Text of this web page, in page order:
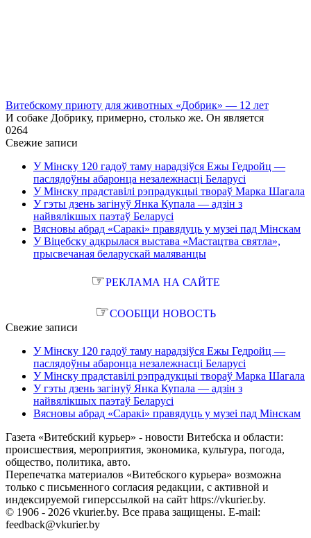
Витебскому приюту для животных «Добрик» — 12 лет
И собаке Добрику, примерно, столько же. Он является
0264
Свежие записи
У Мінску 120 гадоў таму нарадзіўся Ежы Гедройц —
паслядоўны абаронца незалежнасці Беларусі
У Мінску прадставілі рэпрадукцыі твораў Марка Шагала
У гэты дзень загінуў Янка Купала — адзін з
найвялікшых паэтаў Беларусі
Вясновы абрад «Саракі» правядуць у музеі пад Мінскам
У Віцебску адкрылася выстава «Мастацтва святла»,
прысвечаная беларускай маляванцы
☞РЕКЛАМА НА САЙТЕ
☞СООБЩИ НОВОСТЬ
Свежие записи
У Мінску 120 гадоў таму нарадзіўся Ежы Гедройц —
паслядоўны абаронца незалежнасці Беларусі
У Мінску прадставілі рэпрадукцыі твораў Марка Шагала
У гэты дзень загінуў Янка Купала — адзін з
найвялікшых паэтаў Беларусі
Вясновы абрад «Саракі» правядуць у музеі пад Мінскам
Газета «Витебский курьер» - новости Витебска и области:
происшествия, мероприятия, экономика, культура, погода,
общество, политика, авто.
Перепечатка материалов «Витебского курьера» возможна
только с письменного согласия редакции, с активной и
индексируемой гиперссылкой на сайт https://vkurier.by.
© 1906 - 2026 vkurier.by. Все права защищены. E-mail:
feedback@vkurier.by